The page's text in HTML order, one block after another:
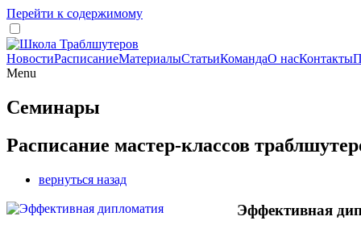
Перейти к содержимому
НовостиРасписаниеМатериалыСтатьиКомандаО насКонтакты
Menu
Семинары
Расписание мастер-классов
вернуться назад
Эффективная